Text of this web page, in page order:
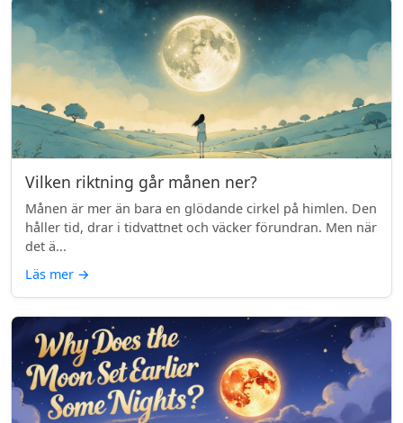
Vilken riktning går månen ner?
Månen är mer än bara en glödande cirkel på himlen. Den
håller tid, drar i tidvattnet och väcker förundran. Men när
det ä...
Läs mer →